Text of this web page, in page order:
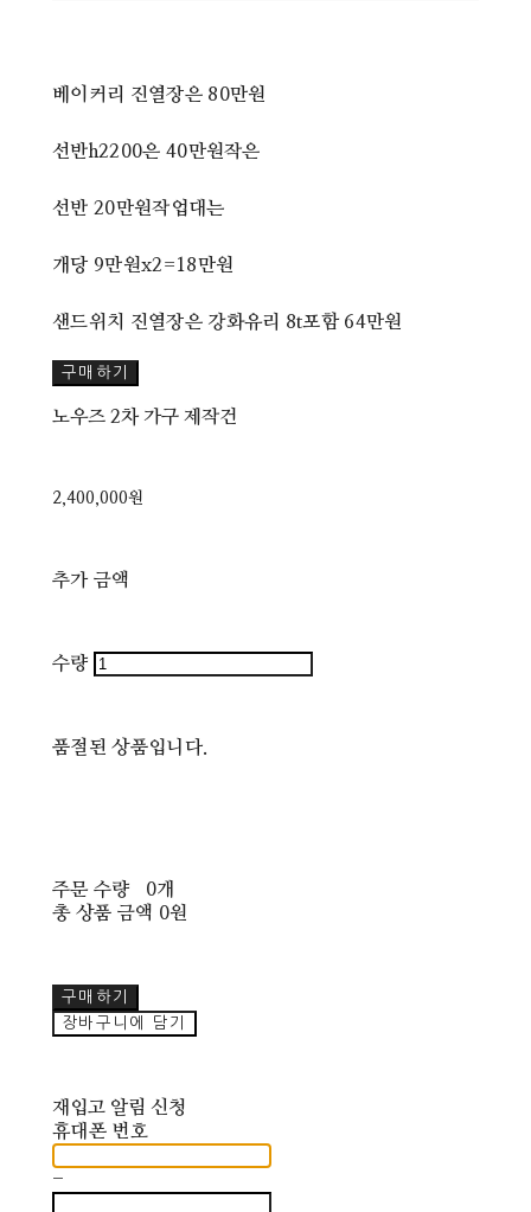
베이커리 진열장은 80만원
선반h2200은 40만원작은
선반 20만원작업대는
개당 9만원x2=18만원
샌드위치 진열장은 강화유리 8t포함 64만원
구매하기
노우즈 2차 가구 제작건
2,400,000원
추가 금액
수량
품절된 상품입니다.
주문 수량
0개
총 상품 금액 0원
구매하기
장바구니에 담기
재입고 알림 신청
휴대폰 번호
-